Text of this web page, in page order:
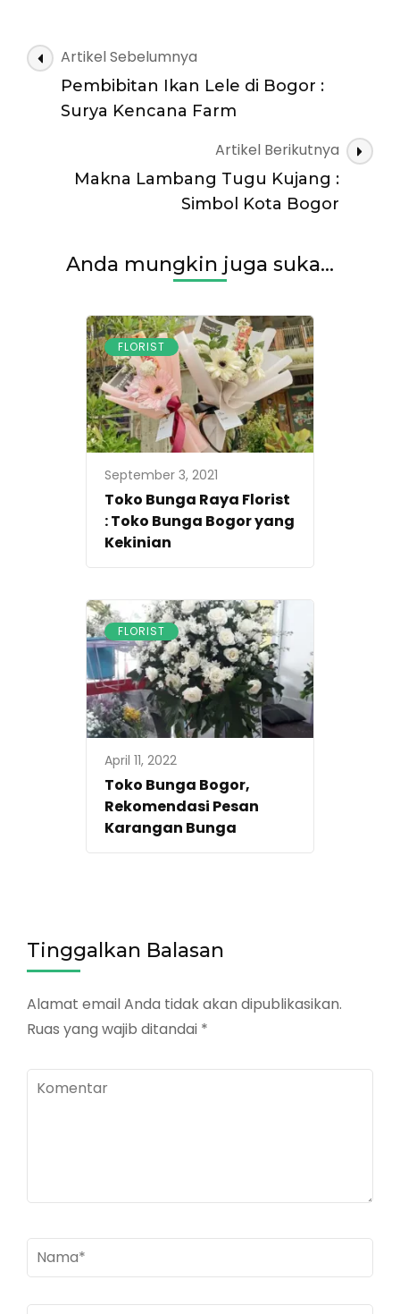
Terbesar
Navigasi
Artikel
Artikel Sebelumnya
Pembibitan Ikan Lele di Bogor :
Surya Kencana Farm
Artikel Berikutnya
Makna Lambang Tugu Kujang :
Simbol Kota Bogor
Anda mungkin juga suka...
FLORIST
September 3, 2021
Toko Bunga Raya Florist
: Toko Bunga Bogor yang
Kekinian
FLORIST
April 11, 2022
Toko Bunga Bogor,
Rekomendasi Pesan
Karangan Bunga
Tinggalkan Balasan
Alamat email Anda tidak akan dipublikasikan.
Ruas yang wajib ditandai *
Komentar
Nama*